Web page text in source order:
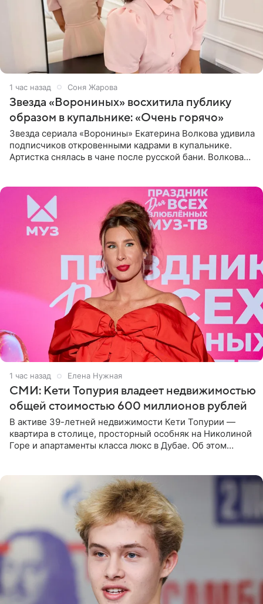
1 час назад Соня Жарова
Звезда «Ворониных» восхитила публику
образом в купальнике: «Очень горячо»
Звезда сериала «Воронины» Екатерина Волкова удивила
подписчиков откровенными кадрами в купальнике.
Артистка снялась в чане после русской бани. Волкова
1 час назад Елена Нужная
СМИ: Кети Топурия владеет недвижимостью
общей стоимостью 600 миллионов рублей
В активе 39-летней недвижимости Кети Топурии —
квартира в столице, просторный особняк на Николиной
Горе и апартаменты класса люкс в Дубае. Об этом